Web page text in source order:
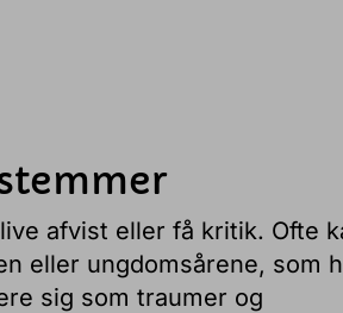
afvist eller få kritik. Ofte
eller ungdomsårene, som
sig som traumer og